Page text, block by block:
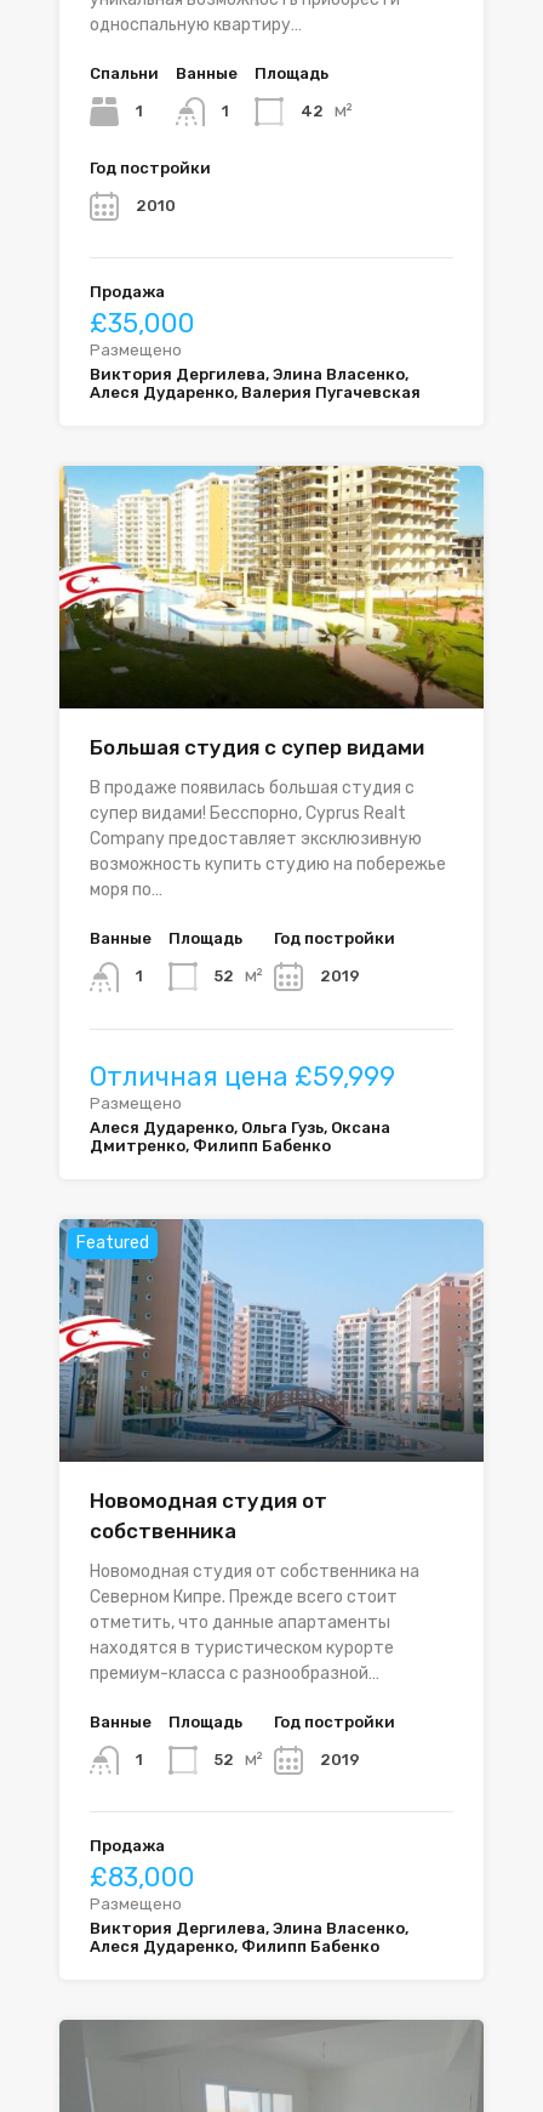
односпальную квартиру…
Спальни
1
Ванные
1
Площадь
42 м²
Год постройки
2010
Продажа
£35,000
Размещено
Виктория Дергилева, Элина Власенко,
Алеся Дударенко, Валерия Пугачевская
Большая студия с супер видами
В продаже появилась большая студия с
супер видами! Бесспорно, Cyprus Realt
Company предоставляет эксклюзивную
возможность купить студию на побережье
моря по…
Ванные
1
Площадь
52 м²
Год постройки
2019
Отличная цена £59,999
Размещено
Алеся Дударенко, Ольга Гузь, Оксана
Дмитренко, Филипп Бабенко
Featured
Новомодная студия от
собственника
Новомодная студия от собственника на
Северном Кипре. Прежде всего стоит
отметить, что данные апартаменты
находятся в туристическом курорте
премиум-класса с разнообразной…
Ванные
1
Площадь
52 м²
Год постройки
2019
Продажа
£83,000
Размещено
Виктория Дергилева, Элина Власенко,
Алеся Дударенко, Филипп Бабенко